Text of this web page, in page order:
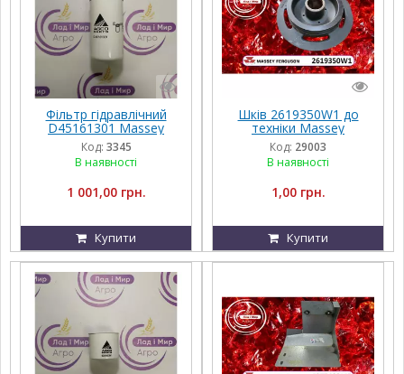
Фільтр гідравлічний
D45161301 Massey
Ferguson
Код: 3345
В наявності
1 001,00 грн.
Купити
Шків 2619350W1 до
техніки Massey
Ferguson, FENDT,
Challenger, Agco Parts
Код: 29003
В наявності
1,00 грн.
Купити